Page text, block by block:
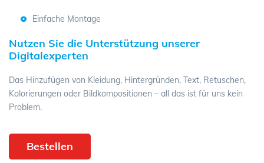
Einfache Montage
Nutzen Sie die Unterstützung unserer
Digitalexperten
Das Hinzufügen von Kleidung, Hintergründen, Text, Retuschen,
Kolorierungen oder Bildkompositionen – all das ist für uns kein
Problem.
Bestellen